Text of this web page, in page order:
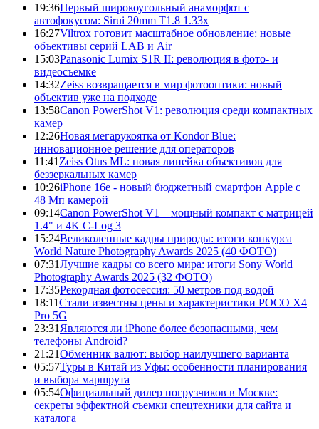
19:36Первый широкоугольный анаморфот с
автофокусом: Sirui 20mm T1.8 1.33x
16:27Viltrox готовит масштабное обновление: новые
объективы серий LAB и Air
15:03Panasonic Lumix S1R II: революция в фото- и
видеосъемке
14:32Zeiss возвращается в мир фотооптики: новый
объектив уже на подходе
13:58Canon PowerShot V1: революция среди компактных
камер
12:26Новая мегарукоятка от Kondor Blue:
инновационное решение для операторов
11:41 Zeiss Otus ML: новая линейка объективов для
беззеркальных камер
10:26iPhone 16e - новый бюджетный смартфон Apple с
48 Мп камерой
09:14Canon PowerShot V1 – мощный компакт с матрицей
1.4" и 4K C-Log 3
15:24Великолепные кадры природы: итоги конкурса
World Nature Photography Awards 2025 (40 ФОТО)
07:31Лучшие кадры со всего мира: итоги Sony World
Photography Awards 2025 (32 ФОТО)
17:35Рекордная фотосессия: 50 метров под водой
18:11Стали известны цены и характеристики POCO X4
Pro 5G
23:31 Являются ли iPhone более безопасными, чем
телефоны Android?
21:21Обменник валют: выбор наилучшего варианта
05:57Туры в Китай из Уфы: особенности планирования
и выбора маршрута
05:54Официальный дилер погрузчиков в Москве:
секреты эффектной съемки спецтехники для сайта и
каталога